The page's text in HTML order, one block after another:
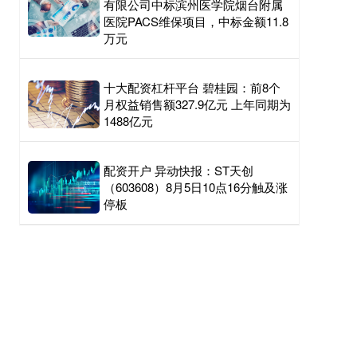
有限公司中标滨州医学院烟台附属
医院PACS维保项目，中标金额11.8
万元
十大配资杠杆平台 碧桂园：前8个
月权益销售额327.9亿元 上年同期为
1488亿元
配资开户 异动快报：ST天创
（603608）8月5日10点16分触及涨
停板